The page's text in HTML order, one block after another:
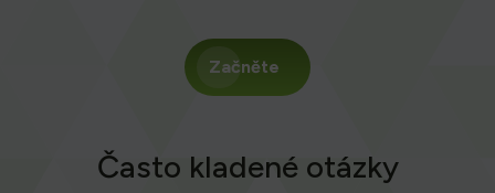
Začněte
Často kladené otázky